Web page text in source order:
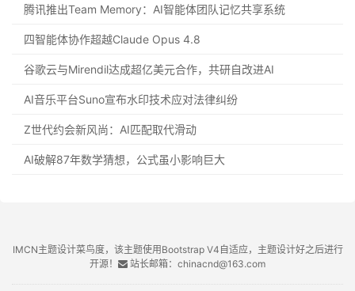
腾讯推出Team Memory：AI智能体团队记忆共享系统
四智能体协作超越Claude Opus 4.8
谷歌云与Mirendil达成超亿美元合作，共研自改进AI
AI音乐平台Suno宣布水印技术应对法律纠纷
Z世代约会新风尚：AI匹配取代滑动
AI破解87年数学猜想，公式虽小影响巨大
IMCN主题设计菜鸟度，该主题使用Bootstrap V4自适应，主题设计好之后进行
开源！
站长邮箱：chinacnd@163.com